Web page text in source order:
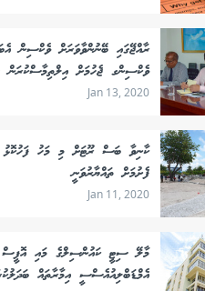
ރާއްޖޭގައި ބޭނުންވާވަރަށް ވެކްސިން
ވެކްސިންގ ޖެހުމަށް
Jan 13, 2020
ކާނިވާ ބަސް ރޫޓަށް މި މަހު ފަހުކޮޅު
ފެށުމަށް ތައްޔާރުވަނީ
Jan 11, 2020
މާލޭ ސިޓީ ކައުންސިލްގެ މައި އޮފީސް
އެމްޑަބްލިއުއެސްސީ އިމާރާތައް